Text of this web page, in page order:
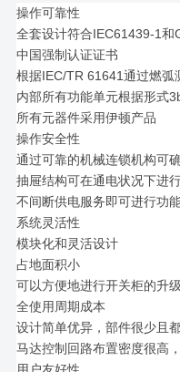
操作可靠性
全套设计符合IEC61439-1
中国强制认证证书
根据IEC/TR 61641通过燃弧
内部所有功能单元根据形式
所有元器件采用伊顿产品
操作安全性
通过可靠的机械连锁机构可
抽屉结构可在通电状况下进
不间断供电服务即可进行功
系统灵活性
模块化和灵活设计
占地面积小
可以方便地进行开关柜的升
全使用周期成本
设计简单优异，部件很少且
马达控制回路布置密度很高